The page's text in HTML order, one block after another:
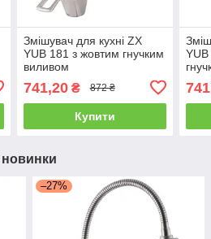
Змішувач для кухні ZX
YUB 181 з жовтим гнучким
виливом
741,20₴ 872 ₴
Купити
новинки
–27%